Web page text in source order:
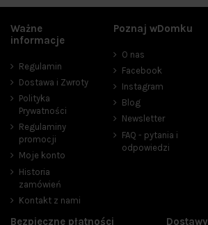
Ważne
informacje
Regulamin
Dostawa i Zwroty
Polityka
Prywatności
Regulaminy
promocji
Moje konto
Historia
zamówień
Kontakt z nami
Poznaj wDomku
O nas
Facebook
Instagram
Blog
Newsletter
FAQ - pytania i
odpowiedzi
Bezpieczne płatności Dostawy